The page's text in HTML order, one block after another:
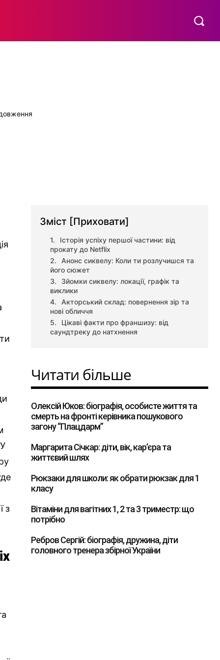
з
Зміст [Приховати]
Історія успіху першої частини: від
прокату до Netflix
Анонс сиквелу: Коли ти розлучишся та
його сюжет
Зйомки сиквелу: локації, графік та
виклики
Акторський склад: повернення зір та
нові обличчя
Цікаві факти про франшизу: від
саундтреку до натхнення
Читати більше
Олексій Юков: біографія, особисте життя та
смерть на фронті керівника пошукового
загону “Плацдарм”
Маргарита Січкар: діти, вік, кар’єра та
життєвий шлях
Рюкзаки для школи: як обрати рюкзак для 1
класу
Вітаміни для вагітних 1, 2 та 3 триместр: що
потрібно
Ребров Сергій: біографія, дружина, діти
головного тренера збірної України